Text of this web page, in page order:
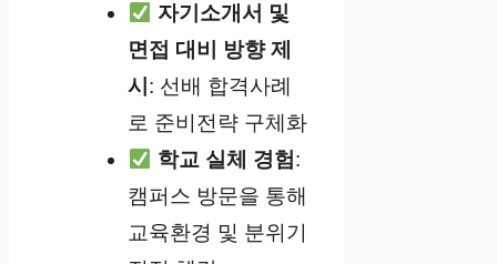
자기소개서 및
면접 대비 방향 제
시 : 선배 합격사례
로 준비전략 구체화
학교 실체 경험:
캠퍼스 방문을 통해
교육환경 및 분위기